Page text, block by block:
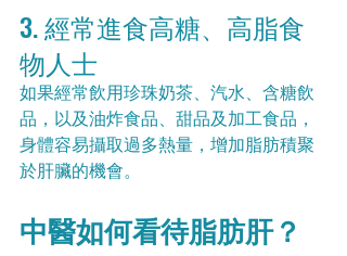
3. 經常進食高糖、高脂食
物人士
如果經常飲用珍珠奶茶、汽水、含糖飲
品，以及油炸食品、甜品及加工食品，
身體容易攝取過多熱量，增加脂肪積聚
於肝臟的機會。
中醫如何看待脂肪肝？